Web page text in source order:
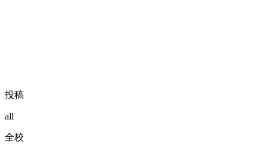
投稿
all
全校